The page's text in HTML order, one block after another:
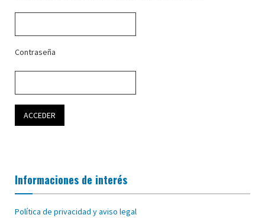
Contraseña
Informaciones de interés
Política de privacidad y aviso legal